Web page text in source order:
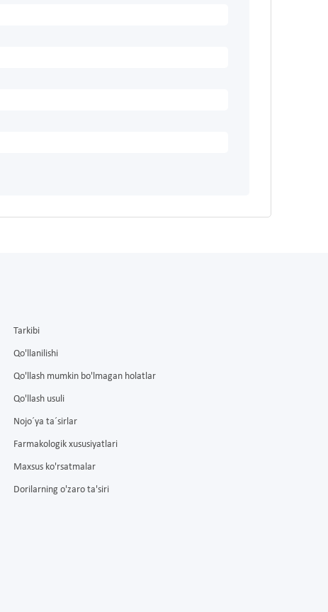
Tarkibi
Qo'llanilishi
Qo'llash mumkin bo'lmagan holatlar
Qo'llash usuli
Nojo´ya ta´sirlar
Farmakologik xususiyatlari
Maxsus ko'rsatmalar
Dorilarning o'zaro ta'siri